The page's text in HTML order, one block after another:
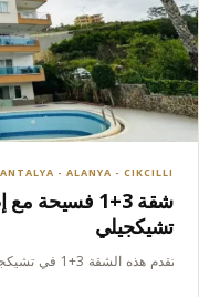
ANTALYA - ALANYA - CIKCILLI
شقة 3+1
تشيكجيلي
تقدم هذه الشقة 3+1 في تشيكجيلي مساحة معيشة فسيحة…